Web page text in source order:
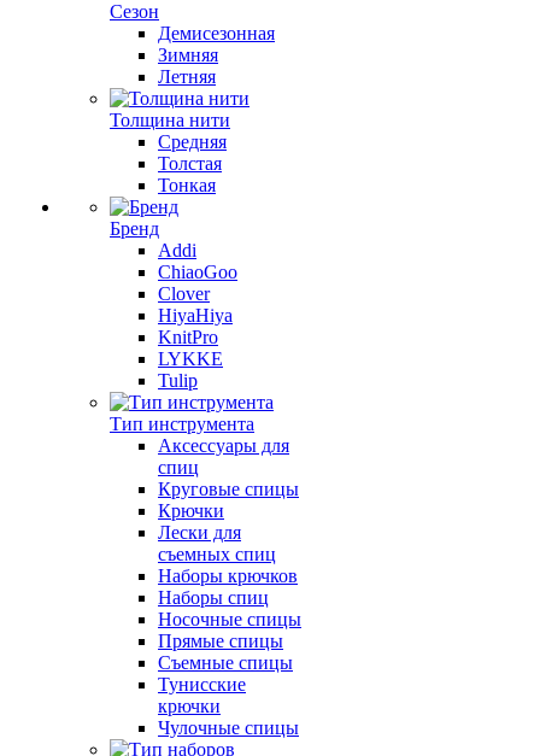
Сезон
Демисезонная
Зимняя
Летняя
Толщина нити
Средняя
Толстая
Тонкая
Бренд
Addi
ChiaoGoo
Clover
HiyaHiya
KnitPro
LYKKE
Tulip
Тип инструмента
Аксессуары для
спиц
Круговые спицы
Крючки
Лески для
съемных спиц
Наборы крючков
Наборы спиц
Носочные спицы
Прямые спицы
Съемные спицы
Тунисские
крючки
Чулочные спицы